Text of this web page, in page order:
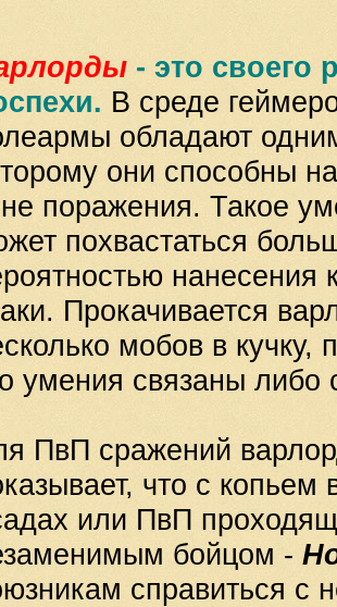
- это своего
В среде
обладают
они способны
поражения. Такое
похвастаться
нанесения
Прокачивается
мобов в кучку,
умения связаны
ПвП сражений
что с копьем
или ПвП
бойцом -
справиться с